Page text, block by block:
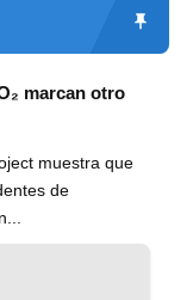
marcan otro
muestra que
de